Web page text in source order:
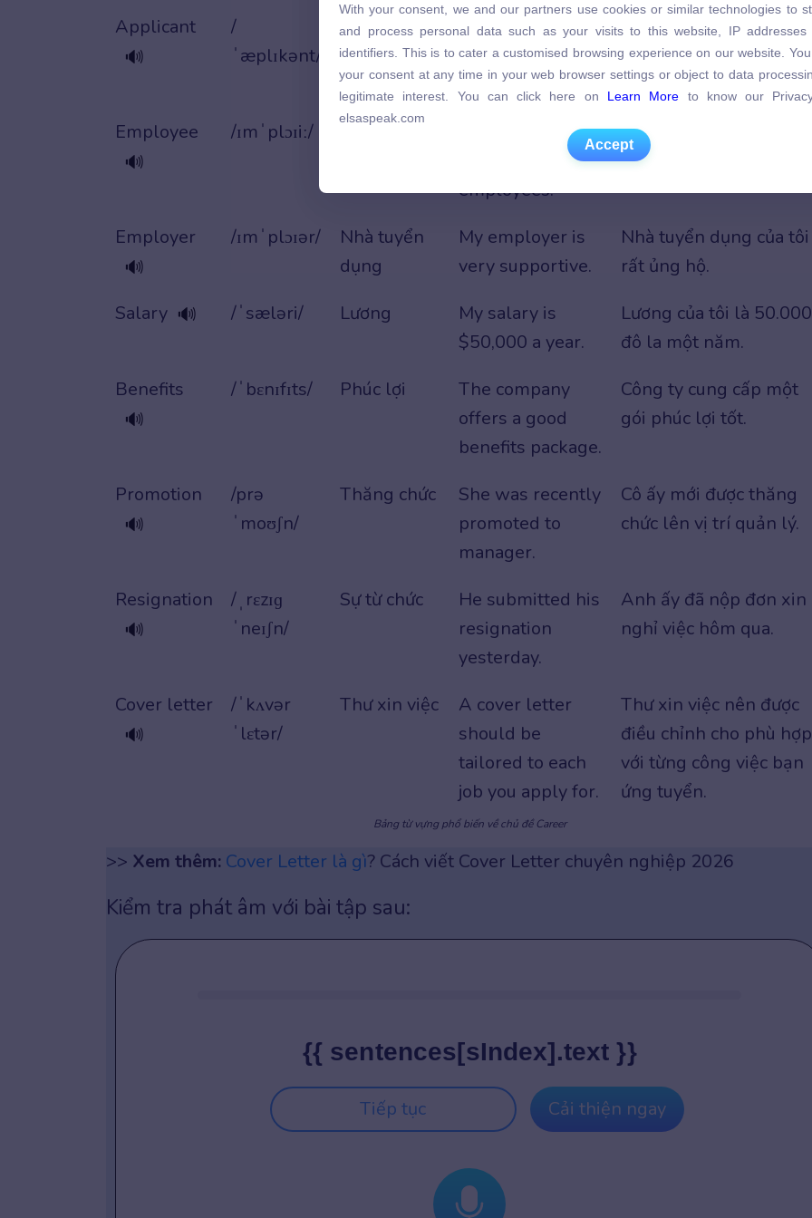
Applicant
🔊
/
ˈæplɪkənt/
Người ứng
tuyển
There were
many applicants
for the job.
Có rất nhiều người ứng
tuyển cho công việc đó.
Employee
🔊
/ɪmˈplɔɪiː/ Nhân viên
The company
employees.
Công ty có hơn 100
nhân viên.
Employer
🔊
/ɪmˈplɔɪər/
Nhà tuyển
dụng
My employer is
very supportive.
Nhà tuyển dụng của tôi
rất ủng hộ.
Salary 🔊 /ˈsæləri/ Lương
My salary is
$50,000 a year.
Lương của tôi là 50.000
đô la một năm.
Benefits
🔊
/ˈbɛnɪfɪts/ Phúc lợi
The company
offers a good
benefits package.
Công ty cung cấp một
gói phúc lợi tốt.
Promotion
🔊
/prə
ˈmoʊʃn/
Thăng chức
She was recently
promoted to
manager.
Cô ấy mới được thăng
chức lên vị trí quản lý.
Resignation
🔊
/ˌrɛzɪɡ
ˈneɪʃn/
Sự từ chức
He submitted his
resignation
yesterday.
Anh ấy đã nộp đơn xin
nghỉ việc hôm qua.
Cover letter
🔊
/ˈkʌvər
ˈlɛtər/
Thư xin việc
A cover letter
should be
tailored to each
job you apply for.
Thư xin việc nên được
điều chỉnh cho phù hợp
với từng công việc bạn
ứng tuyển.
Bảng từ vựng phổ biến về chủ đề Career
>> Xem thêm: Cover Letter là gì? Cách viết Cover Letter chuyên nghiệp 2026
Kiểm tra phát âm với bài tập sau:
{{ sentences[sIndex].text }}
Tiếp tục Cải thiện ngay
and process personal data such as your visits to this website, IP addresses
identifiers. This is to cater a customised browsing experience on our website.
your consent at any time in your web browser settings or object to data
legitimate interest. You can click here on
Learn More
to know our
elsaspeak.com
Accept
With your consent, we and our partners use cookies or similar technologies to
and process personal data such as your visits to this website, IP addresses
identifiers. This is to cater a customised browsing experience on our website.
your consent at any time in your web browser settings or object to data
legitimate interest. You can click here on Learn More to know our
elsaspeak.com
Accept